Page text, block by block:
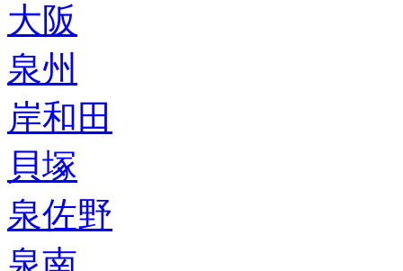
大阪
泉州
岸和田
貝塚
泉佐野